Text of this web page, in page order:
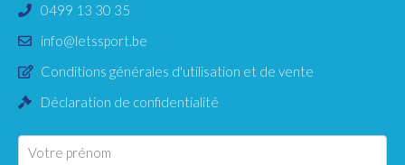
0499 13 30 35
info@letssport.be
Conditions générales d'utilisation et de vente
Déclaration de confidentialité